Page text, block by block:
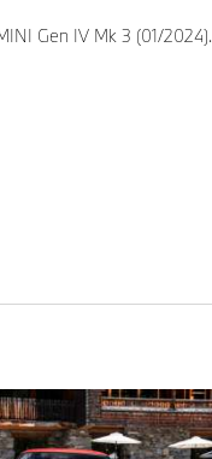
Gen IV Mk 3 (01/2024).